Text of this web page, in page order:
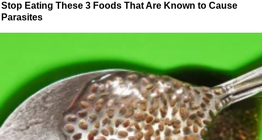
Stop Eating These 3 Foods That Are Known to Cause
Parasites